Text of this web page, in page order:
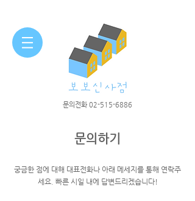
​문의전화 02-515-6886
문의하기
궁금한 점에 대해 대표전화나 아래 메세지를 통해 연락주
세요. 빠른 시일 내에 답변드리겠습니다!